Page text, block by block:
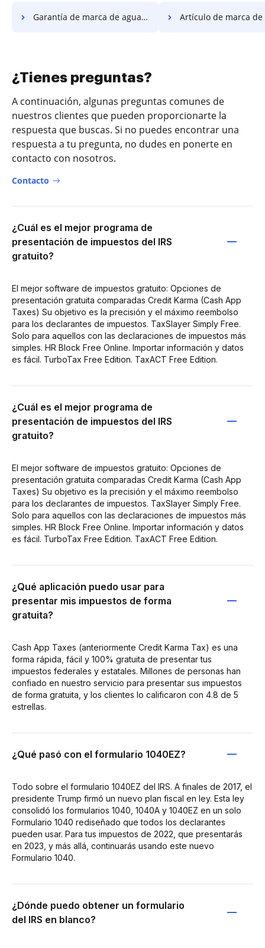
Garantía de marca de agua redactada Artículo de marca de agua
¿Tienes preguntas?
A continuación, algunas preguntas comunes de
nuestros clientes que pueden proporcionarte la
respuesta que buscas. Si no puedes encontrar una
respuesta a tu pregunta, no dudes en ponerte en
contacto con nosotros.
Contacto
¿Cuál es el mejor programa de
presentación de impuestos del IRS
gratuito?
El mejor software de impuestos gratuito: Opciones de
presentación gratuita comparadas Credit Karma (Cash App
Taxes) Su objetivo es la precisión y el máximo reembolso
para los declarantes de impuestos. TaxSlayer Simply Free.
Solo para aquellos con las declaraciones de impuestos más
simples. HR Block Free Online. Importar información y datos
es fácil. TurboTax Free Edition. TaxACT Free Edition.
¿Cuál es el mejor programa de
presentación de impuestos del IRS
gratuito?
El mejor software de impuestos gratuito: Opciones de
presentación gratuita comparadas Credit Karma (Cash App
Taxes) Su objetivo es la precisión y el máximo reembolso
para los declarantes de impuestos. TaxSlayer Simply Free.
Solo para aquellos con las declaraciones de impuestos más
simples. HR Block Free Online. Importar información y datos
es fácil. TurboTax Free Edition. TaxACT Free Edition.
¿Qué aplicación puedo usar para
presentar mis impuestos de forma
gratuita?
Cash App Taxes (anteriormente Credit Karma Tax) es una
forma rápida, fácil y 100% gratuita de presentar tus
impuestos federales y estatales. Millones de personas han
confiado en nuestro servicio para presentar sus impuestos
de forma gratuita, y los clientes lo calificaron con 4.8 de 5
estrellas.
¿Qué pasó con el formulario 1040EZ?
Todo sobre el formulario 1040EZ del IRS. A finales de 2017, el
presidente Trump firmó un nuevo plan fiscal en ley. Esta ley
consolidó los formularios 1040, 1040A y 1040EZ en un solo
Formulario 1040 rediseñado que todos los declarantes
pueden usar. Para tus impuestos de 2022, que presentarás
en 2023, y más allá, continuarás usando este nuevo
Formulario 1040.
¿Dónde puedo obtener un formulario
del IRS en blanco?